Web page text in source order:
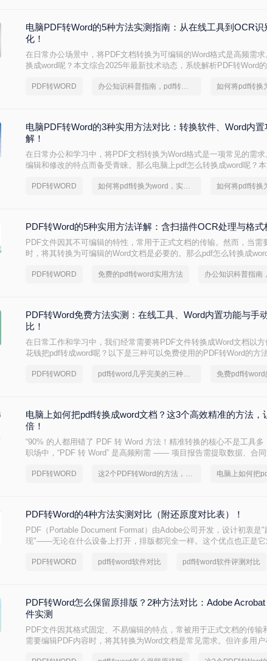
电脑PDF转Word的5种方法实测指南：从在线工具到OCR识
化！
在日常办公场景中，将PDF文档转换为可编辑的Word格式是高频需
换成word呢？本文综合2025年最新技术动态，系统解析PDF转Word的
PDF转WORD 办公知识科普指南，pdf转换Word的操作方法
电脑PDF转Word的3种实用方法对比：转换软件、Word内
解！
在日常办公和学习中，将PDF文档转换为Word格式是一项常见的需
编辑和修改的特点而备受青睐。那么电脑上pdf怎么转换成word呢？
PDF转WORD 如何将pdf转换为word，实用的方法来了
PDF转Word的5种实用方法详解：含扫描件OCR处理与格式
PDF文件因其不可编辑的特性，常用于正式文档的传输。然而，当需
时，将其转换为可编辑的Word文档是必要的。那么pdf怎么转换成
PDF转WORD 免费的pdf转word实用方法
PDF转Word免费方法实测：在线工具、Word内置功能与手
比！
在日常工作和学习中，我们经常需要将PDF文件转换成Word文档以
花钱把pdf转成word呢？以下是三种可以免费使用的PDF转Word的方
PDF转WORD pdf转word几乎完美的三种方式 免费pdf转word
电脑上如何把pdf转换成word文档？这3个高效精准的方法，
倍！
“90% 的人都用错了 PDF 转 Word 方法！精准转换的核心不是工具多
职场中，“PDF 转 Word” 是高频刚需 —— 项目报告需提取数据、合
PDF转WORD 这2个PDF转Word的方法，高效率转换，排版不乱码！
PDF转Word的4种方法实测对比（附还原度对比表）！
PDF（Portable Document Format）由Adobe公司开发，设计初衷是"
现"——无论在什么设备上打开，排版都完全一样。这个优点也正是它
流动、自动换行。
PDF转WORD pdf转word软件对比 pdf转word软件评测对比
PDF转Word怎么保留原排版？2种方法对比：Adobe
件实测
PDF文件因其格式固定、不易编辑的特点，常被用于正式文档的传输
需要编辑PDF内容时，将其转换为Word文档是常见需求。但许多用